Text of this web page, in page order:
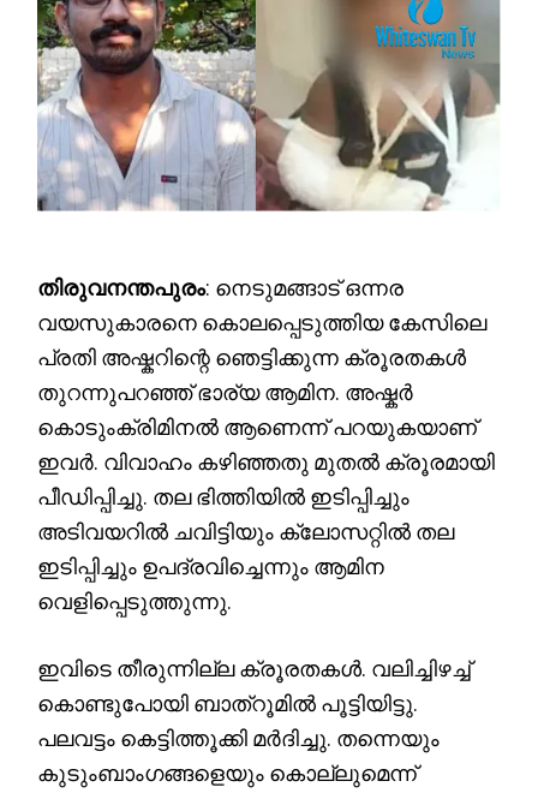
തിരുവനന്തപുരം: നെടുമങ്ങാട് ഒന്നര
വയസുകാരനെ കൊലപ്പെടുത്തിയ കേസിലെ
പ്രതി അഷ്കറിന്റെ ഞെട്ടിക്കുന്ന ക്രൂരതകൾ
തുറന്നുപറഞ്ഞ് ഭാര്യ ആമിന. അഷ്കർ
കൊടുംക്രിമിനൽ ആണെന്ന് പറയുകയാണ്
ഇവർ. വിവാഹം കഴിഞ്ഞതു മുതൽ ക്രൂരമായി
പീഡിപ്പിച്ചു. തല ഭിത്തിയിൽ ഇടിപ്പിച്ചും
അടിവയറിൽ ചവിട്ടിയും ക്ലോസറ്റിൽ തല
ഇടിപ്പിച്ചും ഉപദ്രവിച്ചെന്നും ആമിന
വെളിപ്പെടുത്തുന്നു.
ഇവിടെ തീരുന്നില്ല ക്രൂരതകൾ. വലിച്ചിഴച്ച്
കൊണ്ടുപോയി ബാത്റൂമിൽ പൂട്ടിയിട്ടു.
പലവട്ടം കെട്ടിത്തൂക്കി മർദിച്ചു. തന്നെയും
കുടുംബാംഗങ്ങളെയും കൊല്ലുമെന്ന്